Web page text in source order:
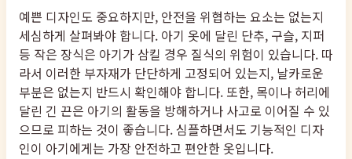
예쁜 디자인도 중요하지만, 안전을 위협하는 요소는 없는지
세심하게 살펴봐야 합니다. 아기 옷에 달린 단추, 구슬, 지퍼
등 작은 장식은 아기가 삼킬 경우 질식의 위험이 있습니다. 따
라서 이러한 부자재가 단단하게 고정되어 있는지, 날카로운
부분은 없는지 반드시 확인해야 합니다. 또한, 목이나 허리에
달린 긴 끈은 아기의 활동을 방해하거나 사고로 이어질 수 있
으므로 피하는 것이 좋습니다. 심플하면서도 기능적인 디자
인이 아기에게는 가장 안전하고 편안한 옷입니다.